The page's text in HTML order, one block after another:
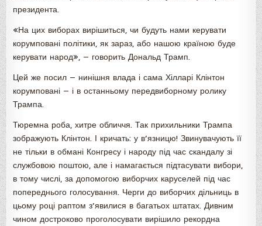
президента.
«На цих виборах вирішиться, чи будуть нами керувати
корумповані політики, як зараз, або нашою країною буде
керувати народ», — говорить Дональд Трамп.
Цей же посил — нинішня влада і сама Хілларі Клінтон
корумповані — і в останньому передвиборному ролику
Трампа.
Тюремна роба, хитре обличчя. Так прихильники Трампа
зображують Клінтон. І кричать: у в’язницю! Звинувачують її
не тільки в обмані Конгресу і народу під час скандалу зі
службовою поштою, але і намагається підтасувати вибори,
в тому числі, за допомогою виборчих каруселей під час
попереднього голосування. Черги до виборчих дільниць в
цьому році раптом з’явилися в багатьох штатах. Дивним
чином достроково проголосувати вирішило рекордна